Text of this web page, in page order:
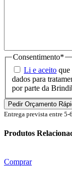
Consentimento*
Li e aceito que
dados para
por parte da
Entrega prevista entre 5-
Produtos
Comprar